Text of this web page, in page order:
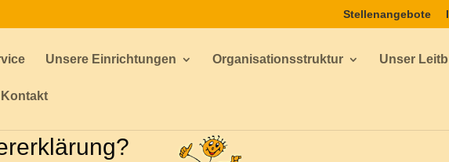
Stellenangebote
Unsere Einrichtungen Organisationsstruktur Unser
Kontakt